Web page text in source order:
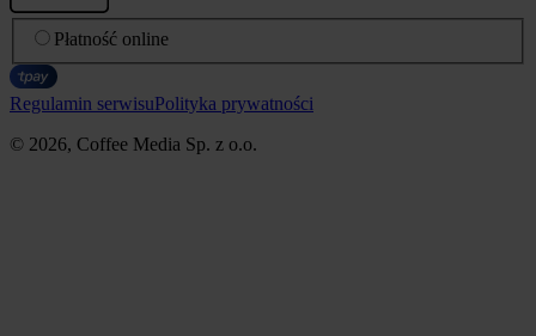
Płatność online
Regulamin serwisuPolityka prywatności
© 2026, Coffee Media Sp. z o.o.